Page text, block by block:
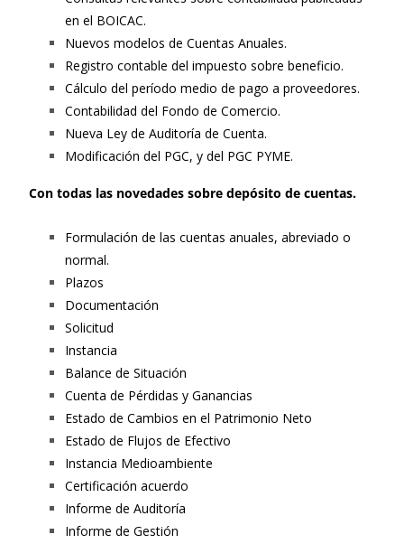
en el BOICAC.
Nuevos modelos de Cuentas Anuales.
Registro contable del impuesto sobre beneficio.
Cálculo del período medio de pago a proveedores.
Contabilidad del Fondo de Comercio.
Nueva Ley de Auditoría de Cuenta.
Modificación del PGC, y del PGC PYME.
Con todas las novedades sobre depósito de cuentas.
Formulación de las cuentas anuales, abreviado o
normal.
Plazos
Documentación
Solicitud
Instancia
Balance de Situación
Cuenta de Pérdidas y Ganancias
Estado de Cambios en el Patrimonio Neto
Estado de Flujos de Efectivo
Instancia Medioambiente
Certificación acuerdo
Informe de Auditoría
Informe de Gestión